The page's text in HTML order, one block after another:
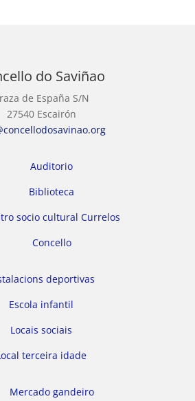
do Saviñao
de España S/N
27540 Escairón
Auditorio
Biblioteca
socio cultural Currelos
Concello
deportivas
Escola infantil
Locais sociais
terceira idade
Mercado gandeiro